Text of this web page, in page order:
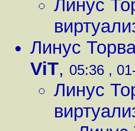
Линус
Линус
ViT, 05:36 ,
Линус